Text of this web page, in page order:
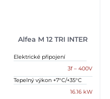
Alfea M 12 TRI INTER
Elektrické připojení
3f – 400V
Tepelný výkon +7°C/+35°C
16.16 kW